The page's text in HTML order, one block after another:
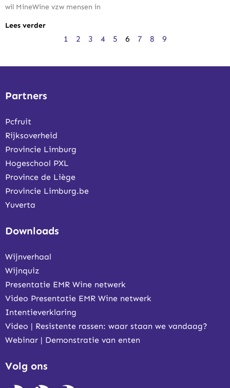
wil MineWine vzw mensen in
Lees verder
1 2 3 4 5 6 7 8 9
Partners
Pcfruit
Rijksoverheid
Provincie Limburg
Hogeschool PXL
Province de Liège
Provincie Limburg.be
Yuverta
Downloads
Wijnverhaal
Wijnquiz
Presentatie EMR Wine netwerk
Video Presentatie EMR Wine netwerk
Intentieverklaring
Video | Resistente rassen: waar staan we vandaag?
Webinar | Demonstratie van enten
Volg ons